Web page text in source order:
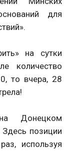
для
на сутки
количество
то вчера, 28
Донецком
позиции
используя